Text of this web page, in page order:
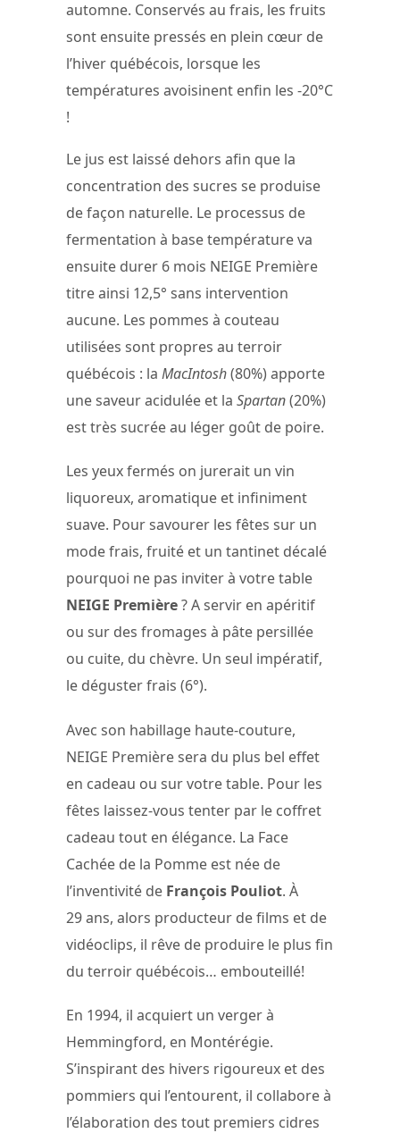
automne. Conservés au frais, les fruits
sont ensuite pressés en plein cœur de
l’hiver québécois, lorsque les
températures avoisinent enfin les -20°C
!
Le jus est laissé dehors afin que la
concentration des sucres se produise
de façon naturelle. Le processus de
fermentation à base température va
ensuite durer 6 mois NEIGE Première
titre ainsi 12,5° sans intervention
aucune. Les pommes à couteau
utilisées sont propres au terroir
québécois : la MacIntosh(80%) apporte
une saveur acidulée et la Spartan(20%)
est très sucrée au léger goût de poire.
Les yeux fermés on jurerait un vin
liquoreux, aromatique et infiniment
suave. Pour savourer les fêtes sur un
mode frais, fruité et un tantinet décalé
pourquoi ne pas inviter à votre table
NEIGE Première? A servir en apéritif
ou sur des fromages à pâte persillée
ou cuite, du chèvre. Un seul impératif,
le déguster frais (6°).
Avec son habillage haute-couture,
NEIGE Première sera du plus bel effet
en cadeau ou sur votre table. Pour les
fêtes laissez-vous tenter par le coffret
cadeau tout en élégance. La Face
Cachée de la Pomme est née de
l’inventivité de François Pouliot. À
29 ans, alors producteur de films et de
vidéoclips, il rêve de produire le plus fin
du terroir québécois… embouteillé!
En 1994, il acquiert un verger à
Hemmingford, en Montérégie.
S’inspirant des hivers rigoureux et des
pommiers qui l’entourent, il collabore à
l’élaboration des tout premiers cidres